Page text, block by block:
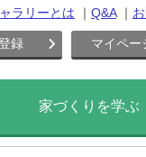
ラリーとは Q&A
録 マイペー
家づくりを学ぶ